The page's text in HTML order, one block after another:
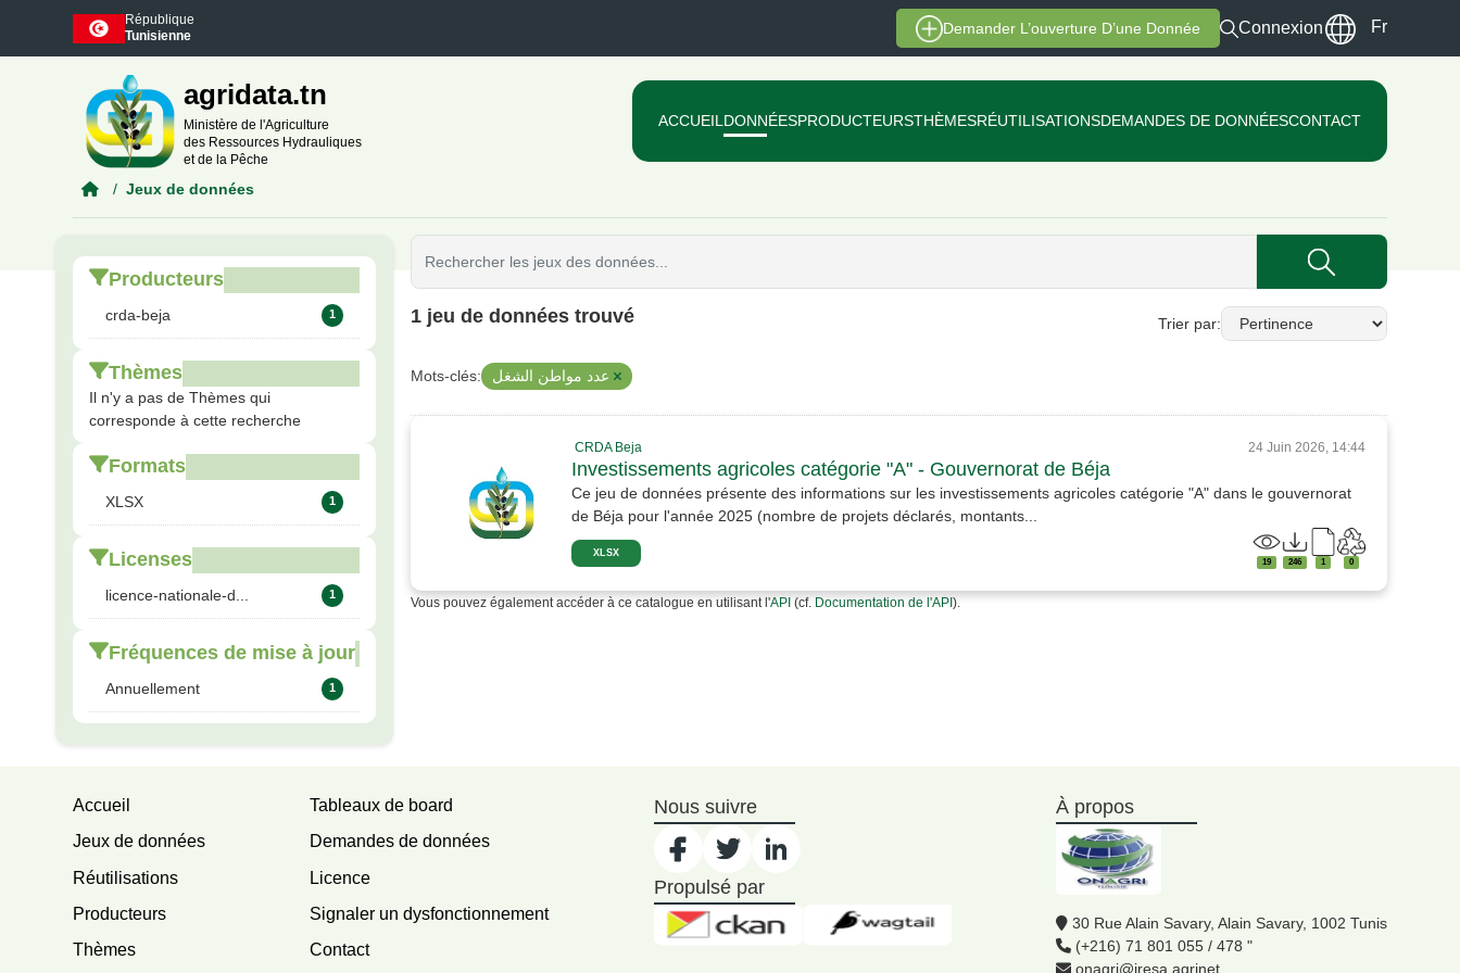
Skip to main content
République
Tunisienne
Demander L’ouverture D’une Donnée Connexion Fr
agridata.tn
Ministère de l'Agriculture
des Ressources Hydrauliques
et de la Pêche
ACCUEIL DONNÉESPRODUCTEURSTHÈMESRÉUTILISATIONSDEMANDES DE DONNÉESCONTACT
Jeux de données
Producteurs
crda-beja 1
Thèmes
Il n'y a pas de Thèmes qui
corresponde à cette recherche
Formats
XLSX 1
Licenses
licence-nationale-d... 1
Fréquences de mise à jour
Annuellement 1
Trier par
1 jeu de données trouvé
Mots-clés:
CRDA Beja 24 Juin 2026, 14:44
Investissements agricoles catégorie "A" - Gouvernorat de Béja
Ce jeu de données présente des informations sur les investissements agricoles catégorie "A" dans le gouvernorat
de Béja pour l'année 2025 (nombre de projets déclarés, montants...
XLSX
19 246 1 0
Vous pouvez également accéder à ce catalogue en utilisant l'API (cf. Documentation de l'API ).
Accueil
Jeux de données
Réutilisations
Producteurs
Thèmes
Tableaux de board
Demandes de données
Licence
Signaler un dysfonctionnement
Contact
Nous suivre
Propulsé par
À propos
30 Rue Alain Savary, Alain Savary, 1002 Tunis
(+216) 71 801 055 / 478 "
onagri@iresa.agrinet